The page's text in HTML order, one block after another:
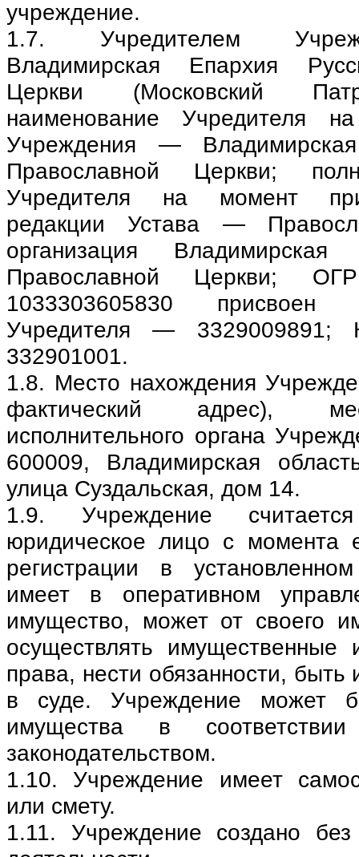
учреждение.
1.7. Учредителем
Владимирская Епархия
Церкви (Московский
наименование Учредителя
Учреждения —
Православной Церкви;
Учредителя на момент
редакции Устава —
организация
Православной Церкви;
1033303605830
Учредителя — 3329009891;
332901001.
1.8. Место нахождения
фактический адрес),
исполнительного органа
600009, Владимирская
улица Суздальская, дом 14.
1.9. Учреждение
юридическое лицо с момента
регистрации в
имеет в оперативном
имущество, может от своего
осуществлять имущественные
права, нести обязанности, быть
в суде. Учреждение может
имущества в
законодательством.
1.10. Учреждение имеет
или смету.
1.11. Учреждение создано без